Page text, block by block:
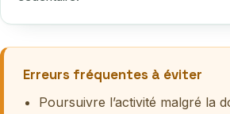
Erreurs fréquentes à éviter
Poursuivre l’activité malgré la